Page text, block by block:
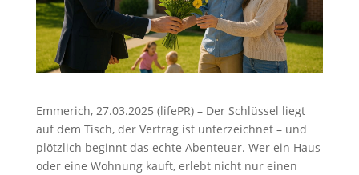
Emmerich, 27.03.2025 (lifePR) – Der Schlüssel liegt
auf dem Tisch, der Vertrag ist unterzeichnet – und
plötzlich beginnt das echte Abenteuer. Wer ein Haus
oder eine Wohnung kauft, erlebt nicht nur einen